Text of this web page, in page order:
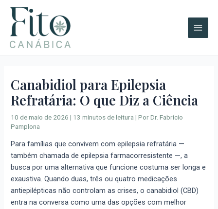
para
conteúdo
Canabidiol para Epilepsia
Refratária: O que Diz a Ciência
10 de maio de 2026| 13 minutos de leitura | PorDr. Fabrício
Pamplona
Para famílias que convivem com epilepsia refratária —
também chamada de epilepsia farmacorresistente —, a
busca por uma alternativa que funcione costuma ser longa e
exaustiva. Quando duas, três ou quatro medicações
antiepilépticas não controlam as crises, o canabidiol (CBD)
entra na conversa como uma das opções com melhor
A
r
q
u
o
s